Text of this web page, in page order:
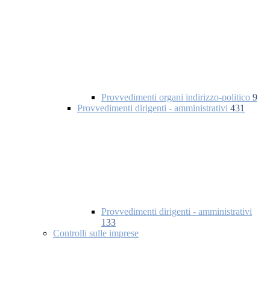
Provvedimenti organi indirizzo-politico 9
Provvedimenti dirigenti - amministrativi 431
Provvedimenti dirigenti - amministrativi
133
Controlli sulle imprese